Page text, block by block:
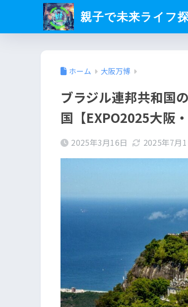
親子で未来ライフ
ホーム 大阪万博
ブラジル連邦共和国
国【EXPO2025大阪
2025年3月16日 2025年7月